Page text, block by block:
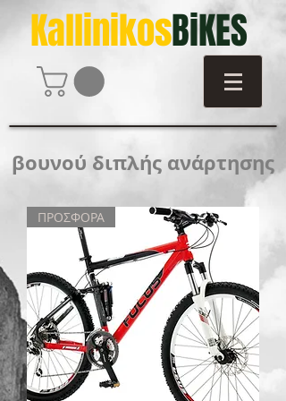
KallinikosBiKES
βουνού διπλής ανάρτησης
ΠΡΟΣΦΟΡΑ